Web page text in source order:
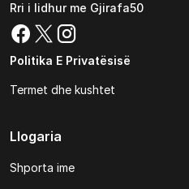
Rri i lidhur me Gjirafa50
Politika E Privatësisë
Termet dhe kushtet
Llogaria
Shporta ime